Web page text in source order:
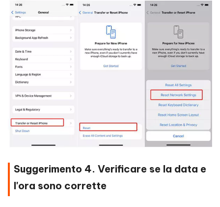
Suggerimento 4. Verificare se la data e
l'ora sono corrette